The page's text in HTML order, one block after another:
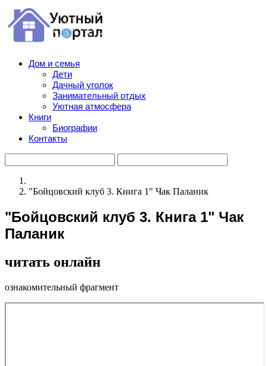
Дом и семья
Дети
Дачный уголок
Занимательный отдых
Уютная атмосфера
Книги
Биографии
Контакты
"Бойцовский клуб 3. Книга 1" Чак Паланик
"Бойцовский клуб 3. Книга 1" Чак
Паланик
читать онлайн
ознакомительный фрагмент